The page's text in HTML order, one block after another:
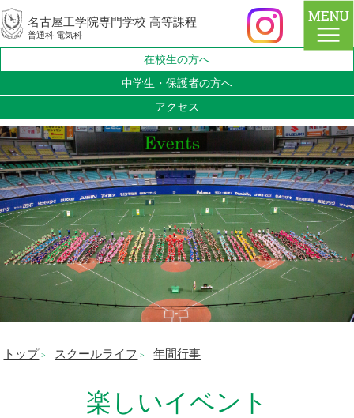
名古屋工学院専門学校 高等課程
普通科 電気科
在校生の方へ
中学生・保護者の方へ
アクセス
トップ > スクールライフ > 年間行事
楽しいイベント